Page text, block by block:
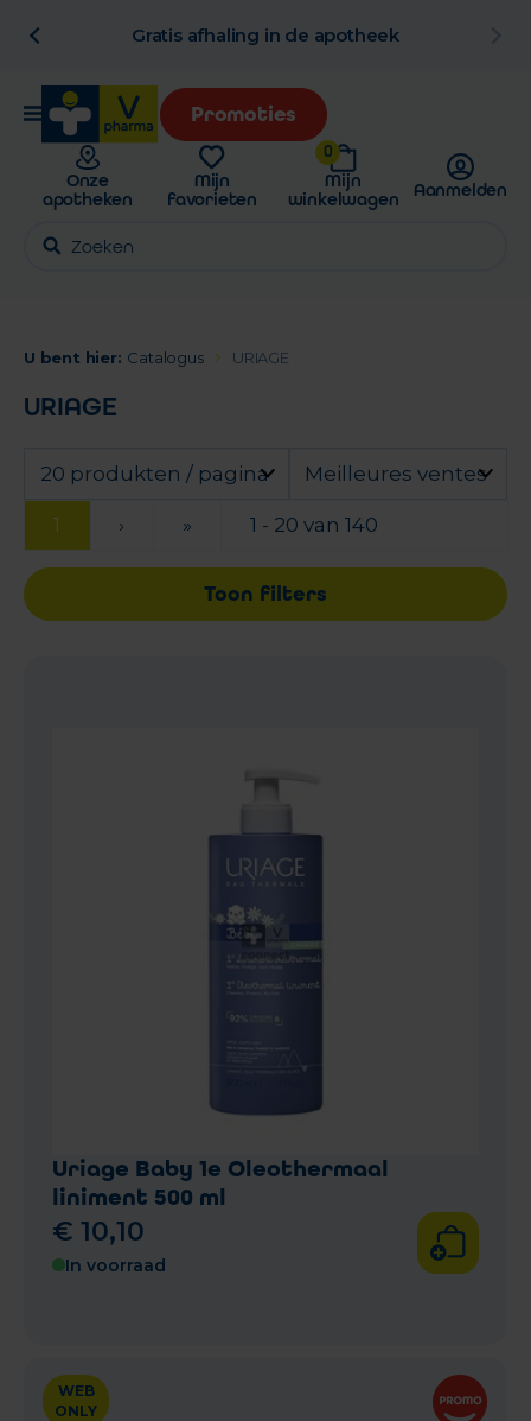
Gratis afhaling in de apotheek
Promoties
Onze
apotheken
Mijn
favorieten
0
Mijn
winkelwagen
Aanmelden
U bent hier: Catalogus URIAGE
URIAGE
20 produkten / pagina Meilleures ventes
1 › » 1 - 20 van 140
Toon filters
Uriage Baby 1e Oleothermaal
liniment 500 ml
€ 10,10
In voorraad
WEB
ONLY